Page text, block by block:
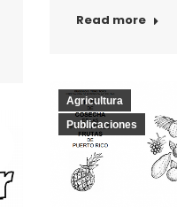
Read more
Agricultura
Publicaciones